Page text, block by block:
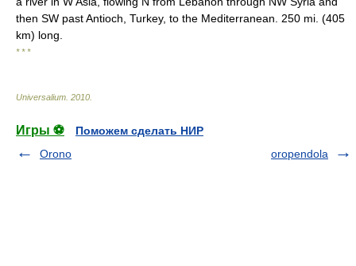
then SW past Antioch, Turkey, to the Mediterranean. 250 mi. (405
km) long.
* * *
Universalium 2010
Игры ⚽
Поможем сделать НИР
Orono
oropendola